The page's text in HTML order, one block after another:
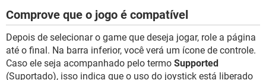
Comprove que o jogo é compatível
Depois de selecionar o game que deseja jogar, role a página
até o final. Na barra inferior, você verá um ícone de controle.
Caso ele seja acompanhado pelo termo Supported
(Suportado), isso indica que o uso do joystick está liberado